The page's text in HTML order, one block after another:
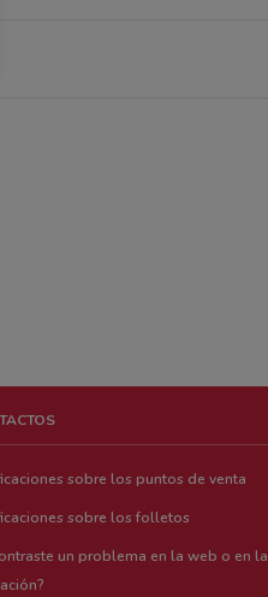
sobre los puntos de venta
sobre los folletos
un problema en la web o en la